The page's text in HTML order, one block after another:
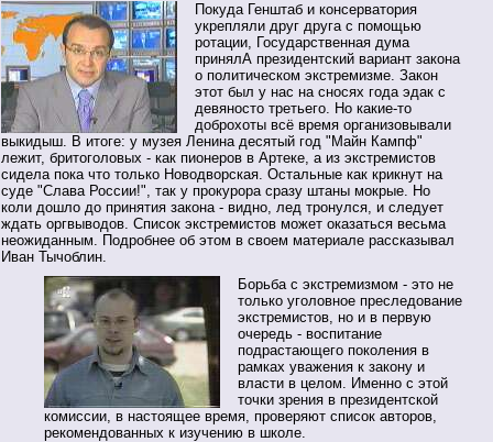
Покуда Генштаб и консерватория
укрепляли друг друга с помощью
ротации, Государственная дума
принялА президентский вариант закона
о политическом экстремизме. Закон
этот был у нас на сносях года эдак с
девяносто третьего. Но какие-то
доброхоты всё время организовывали
выкидыш. В итоге: у музея Ленина десятый год "Майн Кампф"
лежит, бритоголовых - как пионеров в Артеке, а из экстремистов
сидела пока что только Новодворская. Остальные как крикнут на
суде "Слава России!", так у прокурора сразу штаны мокрые. Но
коли дошло до принятия закона - видно, лед тронулся, и следует
ждать оргвыводов. Список экстремистов может оказаться весьма
неожиданным. Подробнее об этом в своем материале рассказывал
Иван Тычоблин.
Борьба с экстремизмом - это не
только уголовное преследование
экстремистов, но и в первую
очередь - воспитание
подрастающего поколения в
рамках уважения к закону и
власти в целом. Именно с этой
точки зрения в президентской
комиссии, в настоящее время, проверяют список авторов,
рекомендованных к изучению в школе.